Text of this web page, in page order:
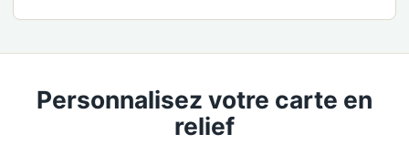
Personnalisez votre carte en
relief